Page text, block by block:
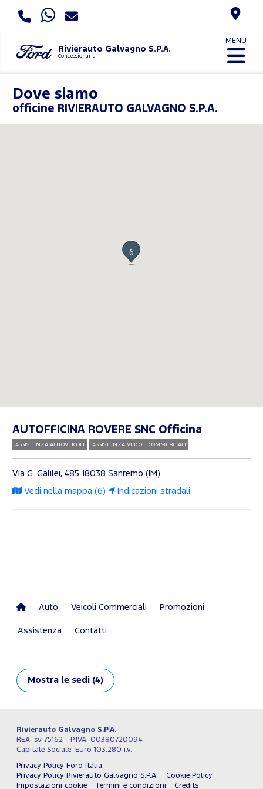
Rivierauto Galvagno S.P.A.
Concessionaria
MENU
Dove siamo
officine RIVIERAUTO GALVAGNO S.P.A.
6
AUTOFFICINA ROVERE SNC Officina
ASSISTENZA AUTOVEICOLI ASSISTENZA VEICOLI COMMERCIALI
Via G. Galilei, 485 18038 Sanremo (IM)
Vedi nella mappa (6) Indicazioni stradali
Auto Veicoli Commerciali Promozioni
Assistenza Contatti
Mostra le sedi (4)
Rivierauto Galvagno S.P.A.
REA: sv 75162 - P.IVA: 00380720094
Capitale Sociale: Euro 103.280 i.v.
Privacy Policy Ford Italia
Privacy Policy Rivierauto Galvagno S.P.A.
Cookie Policy
Impostazioni cookie
Termini e condizioni Credits